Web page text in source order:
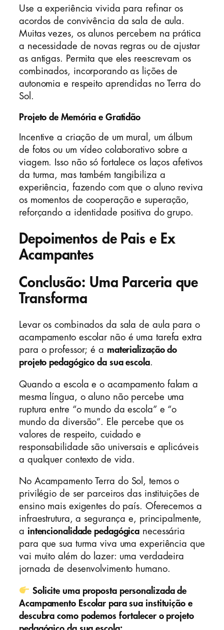
Use a experiência vivida para refinar os
acordos de convivência da sala de aula.
Muitas vezes, os alunos percebem na prática
a necessidade de novas regras ou de ajustar
as antigas. Permita que eles reescrevam os
combinados, incorporando as lições de
autonomia e respeito aprendidas no Terra do
Sol.
Projeto de Memória e Gratidão
Incentive a criação de um mural, um álbum
de fotos ou um vídeo colaborativo sobre a
viagem. Isso não só fortalece os laços afetivos
da turma, mas também tangibiliza a
experiência, fazendo com que o aluno reviva
os momentos de cooperação e superação,
reforçando a identidade positiva do grupo.
Depoimentos de Pais e Ex
Acampantes
Conclusão: Uma Parceria que
Transforma
Levar os combinados da sala de aula para o
acampamento escolar não é uma tarefa extra
para o professor; é a materialização do
projeto pedagógico da sua escola.
Quando a escola e o acampamento falam a
mesma língua, o aluno não percebe uma
ruptura entre “o mundo da escola” e “o
mundo da diversão”. Ele percebe que os
valores de respeito, cuidado e
responsabilidade são universais e aplicáveis
a qualquer contexto de vida.
No Acampamento Terra do Sol, temos o
privilégio de ser parceiros das instituições de
ensino mais exigentes do país. Oferecemos a
infraestrutura, a segurança e, principalmente,
a intencionalidade pedagógica necessária
para que sua turma viva uma experiência que
vai muito além do lazer: uma verdadeira
jornada de desenvolvimento humano.
Solicite uma proposta personalizada de
Acampamento Escolar para sua instituição e
descubra como podemos fortalecer o projeto